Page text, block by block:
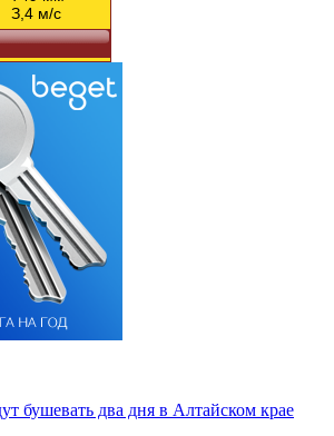
бушевать два дня в Алтайском крае